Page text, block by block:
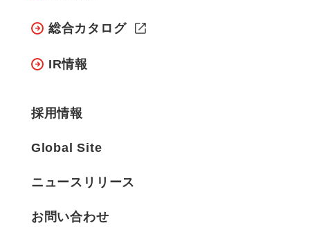
総合カタログ
IR情報
採用情報
Global Site
ニュースリリース
お問い合わせ